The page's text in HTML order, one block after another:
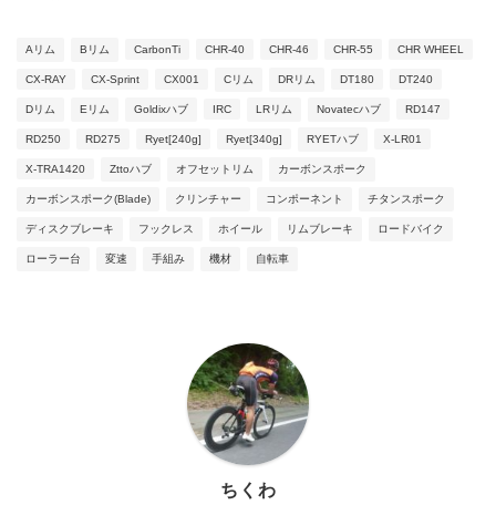
Aリム Bリム CarbonTi CHR-40 CHR-46 CHR-55 CHR WHEEL
CX-RAY CX-Sprint CX001 Cリム DRリム DT180 DT240
Dリム Eリム Goldixハブ IRC LRリム Novatecハブ RD147
RD250 RD275 Ryet[240g] Ryet[340g] RYETハブ X-LR01
X-TRA1420 Zttoハブ オフセットリム カーボンスポーク
カーボンスポーク(Blade) クリンチャー コンポーネント チタンスポーク
ディスクブレーキ フックレス ホイール リムブレーキ ロードバイク
ローラー台 変速 手組み 機材 自転車
ちくわ